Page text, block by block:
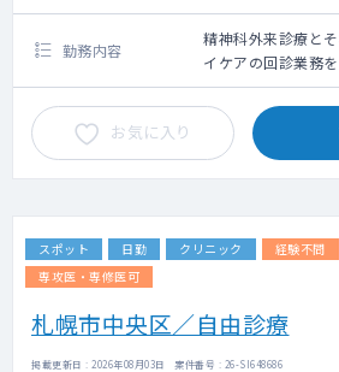
勤務内容
精神科外来診療と
イケアの回診業務
お気に入り
スポット 日勤 クリニック 経験不問
専攻医・専修医可
札幌市中央区／自由診療
掲載更新日 : 2026年08月03日 案件番号 : 26-SI648686